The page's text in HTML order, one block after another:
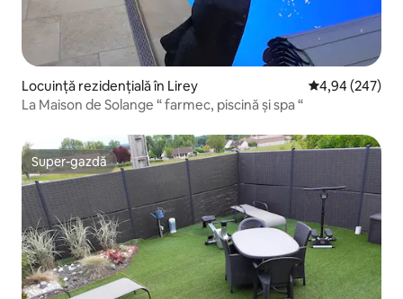
Locuință rezidențială în Lirey Scor mediu de
4,94 (247)
La Maison de Solange “ farmec, piscină și spa “
Super-gazdă
Super-gazdă